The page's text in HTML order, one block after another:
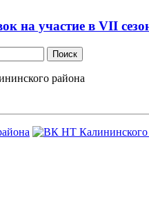
на участие в VII